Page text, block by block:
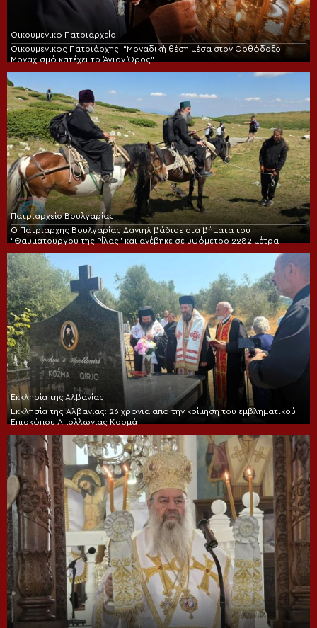
Οικουμενικό Πατριαρχείο
Οικουμενικός Πατριάρχης: “Μοναδική θέση μέσα στον Ορθόδοξο
Μοναχισμό κατέχει το Άγιον Όρος”
Πατριαρχείο Βουλγαρίας
Ο Πατριάρχης Βουλγαρίας Δανιήλ βάδισε στα βήματα του
“Θαυματουργού της Ρίλας” και ανέβηκε σε υψόμετρο 2282 μέτρα
Εκκλησία της Αλβανίας
Εκκλησία της Αλβανίας: 26 χρόνια από την κοίμηση του εμβληματικού
Επισκόπου Απολλωνίας Κοσμά